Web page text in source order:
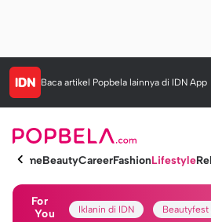
Baca artikel Popbela lainnya di IDN App
HomeBeautyCareerFashionLifestyle
For
You
Iklanin di IDN